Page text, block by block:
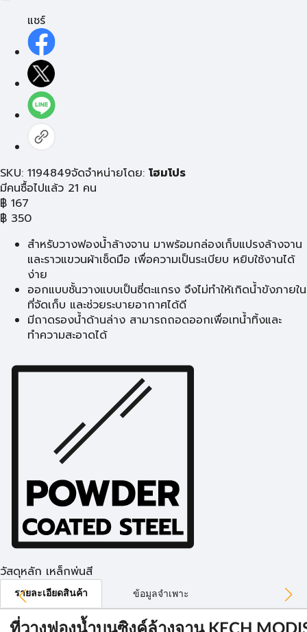
แชร์
SKU: 1194849จัดจำหน่ายโดย: โฮมโปร
มีคนซื้อไปแล้ว 21 คน
฿ 167
฿ 350
สำหรับวางฟองน้ำล้างจาน มาพร้อมกล่องเก็บแปรงล้างจาน
และราวแขวนผ้าเช็ดมือ เพื่อความเป็นระเบียบ หยิบใช้งานได้
ง่าย
ออกแบบชั้นวางแบบเป็นซี่ตะแกรง จึงไม่ทำให้เกิดน้ำขังภายใน
ที่จัดเก็บ และช่วยระบายอากาศได้ดี
มีถาดรองน้ำด้านล่าง สามารถถอดออกเพื่อเทน้ำทิ้งและ
ทำความสะอาดได้
วัสดุหลัก เหล็กพ่นสี
รายละเอียดสินค้า ข้อมูลจำเพาะ